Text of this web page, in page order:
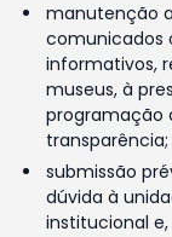
manutenção
comunicados
informativos,
museus, à
programação
transparência;
submissão
dúvida à
institucional